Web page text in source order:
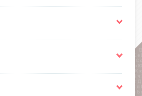
sollte etwas nicht so
Ziel ist, haben Sie in
spontane Änderungen ab.
Teilnehmenden nicht. Setzen Sie